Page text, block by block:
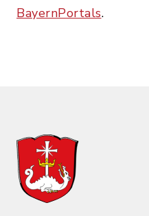
BayernPortals.